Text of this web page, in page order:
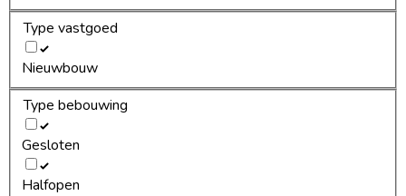
Type vastgoed
Nieuwbouw
Type bebouwing
Gesloten
Halfopen